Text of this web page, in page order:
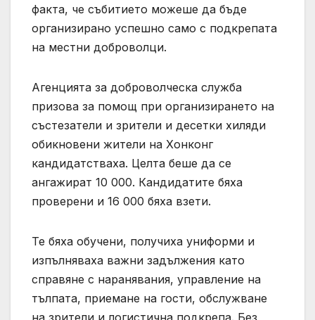
факта, че събитието можеше да бъде
организирано успешно само с подкрепата
на местни доброволци.
Агенцията за доброволческа служба
призова за помощ при организирането на
състезатели и зрители и десетки хиляди
обикновени жители на Хонконг
кандидатстваха. Целта беше да се
ангажират 10 000. Кандидатите бяха
проверени и 16 000 бяха взети.
Те бяха обучени, получиха униформи и
изпълняваха важни задължения като
справяне с наранявания, управление на
тълпата, приемане на гости, обслужване
на зрители и логистична подкрепа. Без